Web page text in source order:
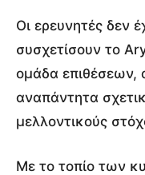
Οι ερευνητές δεν
συσχετίσουν το
ομάδα επιθέσεων,
αναπάντητα
μελλοντικούς
Με το τοπίο των